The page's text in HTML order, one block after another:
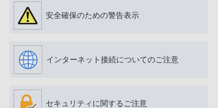
安全確保のための警告表示
インターネット接続についてのご注意
セキュリティに関するご注意